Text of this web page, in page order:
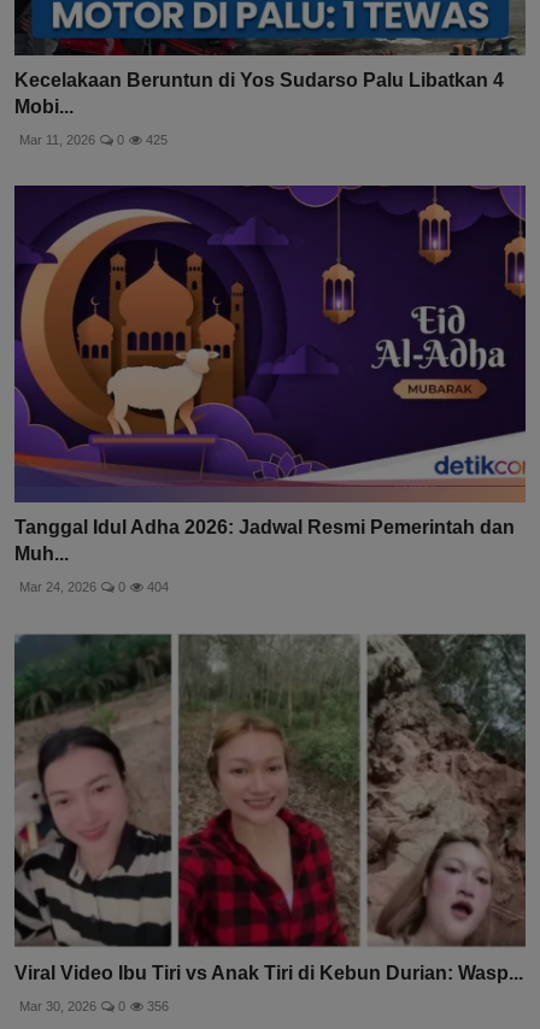
Kecelakaan Beruntun di Yos Sudarso Palu Libatkan 4
Mobi...
Mar 11, 2026 0 425
Tanggal Idul Adha 2026: Jadwal Resmi Pemerintah dan
Muh...
Mar 24, 2026 0 404
Viral Video Ibu Tiri vs Anak Tiri di Kebun Durian: Wasp...
Mar 30, 2026 0 356